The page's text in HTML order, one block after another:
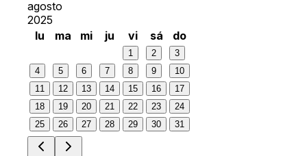
agosto
2025
lu
ma mi ju vi sá do
1 2
3
4
5 6 7 8 9
10
11
12 13 14 15 16
17
18
19 20 21 22 23
24
25
26 27 28 29 30 31